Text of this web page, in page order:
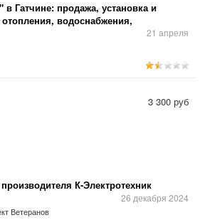
Гатчине: продажа, установка и
водоснабжения,
21 апреля
К-Электротехник
26 декабря 2024
Ветеранов
3 300 руб